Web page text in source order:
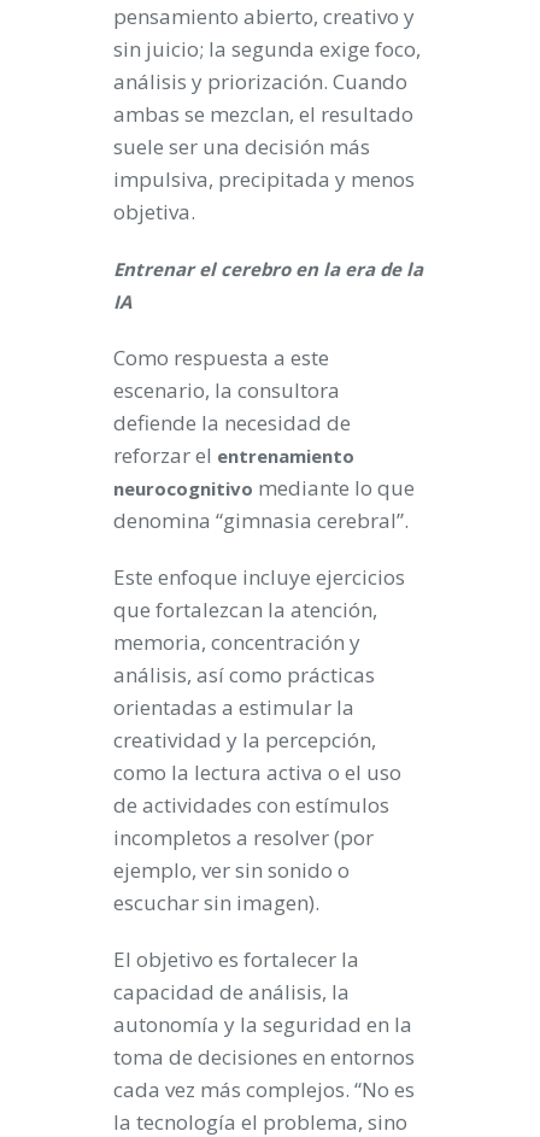
pensamiento abierto, creativo y
sin juicio; la segunda exige foco,
análisis y priorización. Cuando
ambas se mezclan, el resultado
suele ser una decisión más
impulsiva, precipitada y menos
objetiva.
Entrenar el cerebro en la era de la
IA
Como respuesta a este
escenario, la consultora
defiende la necesidad de
reforzar el entrenamiento
neurocognitivo mediante lo que
denomina “gimnasia cerebral”.
Este enfoque incluye ejercicios
que fortalezcan la atención,
memoria, concentración y
análisis, así como prácticas
orientadas a estimular la
creatividad y la percepción,
como la lectura activa o el uso
de actividades con estímulos
incompletos a resolver (por
ejemplo, ver sin sonido o
escuchar sin imagen).
El objetivo es fortalecer la
capacidad de análisis, la
autonomía y la seguridad en la
toma de decisiones en entornos
cada vez más complejos. “No es
la tecnología el problema, sino